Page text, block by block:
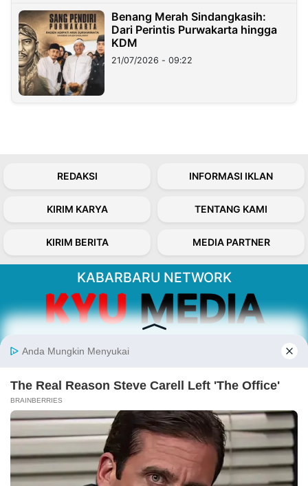
Benang Merah Sindangkasih:
Dari Perintis Purwakarta hingga
KDM
21/07/2026 - 09:22
REDAKSI INFORMASI IKLAN
KIRIM KARYA TENTANG KAMI
KIRIM BERITA MEDIA PARTNER
KABARBARU NETWORK
About Our Kabarbaru.co
Kabarbaru.co menyajikan berita aktual dan
serta terverifikasi dari sumber yang tepat.
Follow Kabarbaru